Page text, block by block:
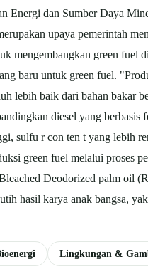
Energi dan Sumber Daya
upaya pemerintah
mengembangkan green
baru untuk green fuel.
lebih baik dari bahan bakar
diesel yang
sulfu r con ten t yang
green fuel melalui proses
Deodorized palm oil
hasil karya anak bangsa,
Lingkungan &